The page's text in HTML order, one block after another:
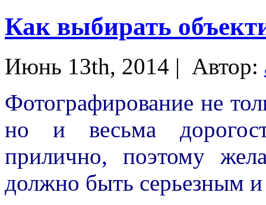
Как выбирать
Июнь 13th, 2014 | Автор:
Фотографирование не
но и весьма
прилично, поэтому
должно быть серьезным